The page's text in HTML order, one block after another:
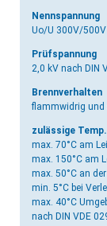
Nennspannung
Uo/U 300V/500V
Prüfspannung
2,0 kV nach DIN
Brennverhalten
flammwidrig und
zulässige Temp.
max. 70°C am
max. 150°C am
max. 50°C an
min. 5°C bei
max. 40°C
nach DIN VDE